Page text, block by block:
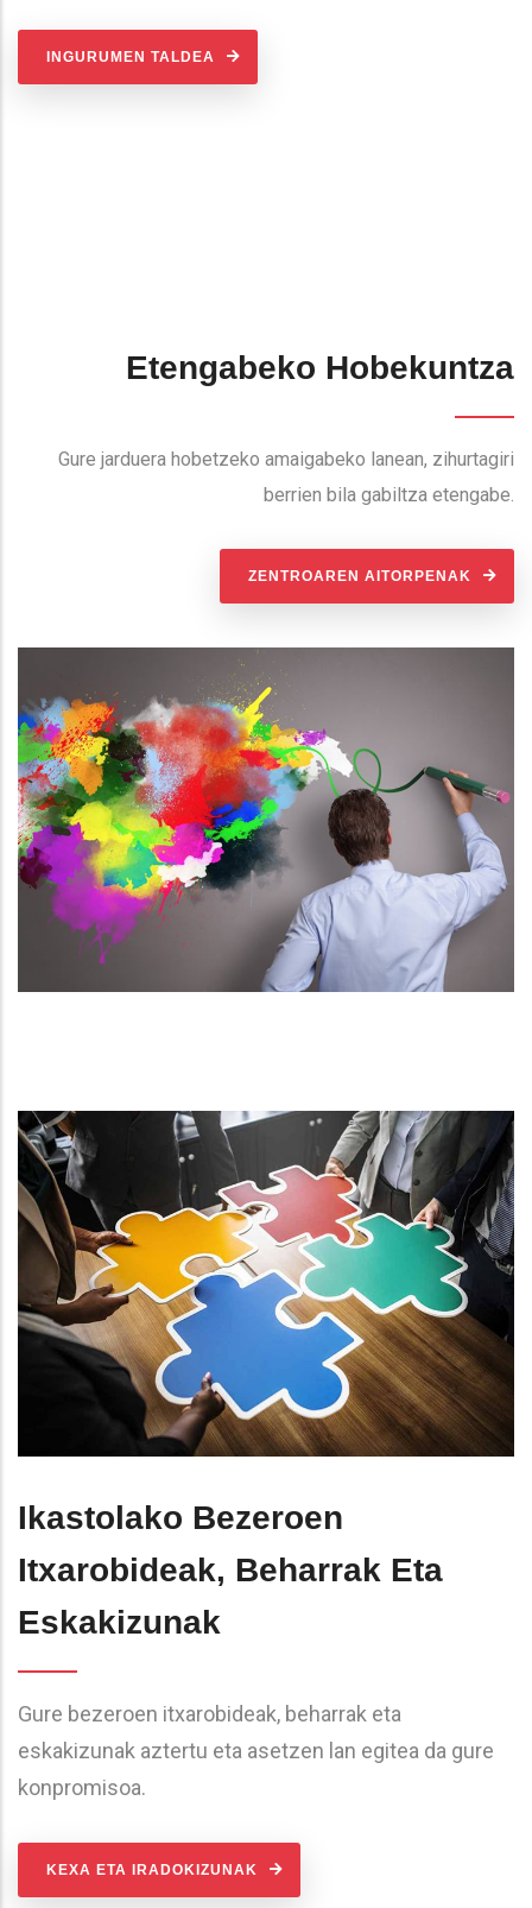
INGURUMEN TALDEA
Etengabeko Hobekuntza
Gure jarduera hobetzeko amaigabeko lanean, zihurtagiri
berrien bila gabiltza etengabe.
ZENTROAREN AITORPENAK
Ikastolako Bezeroen
Itxarobideak, Beharrak Eta
Eskakizunak
Gure bezeroen itxarobideak, beharrak eta
eskakizunak aztertu eta asetzen lan egitea da gure
konpromisoa.
KEXA ETA IRADOKIZUNAK